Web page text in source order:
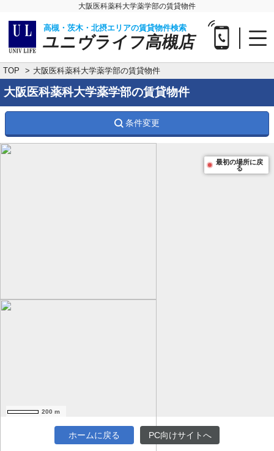
大阪医科薬科大学薬学部の賃貸物件
高槻・茨木・北摂エリアの賃貸物件検索
ユニヴライフ高槻店
TOP 大阪医科薬科大学薬学部の賃貸物件
大阪医科薬科大学薬学部の賃貸物件
条件変更
200 m
最初の場所に戻
る
ホームに戻る PC向けサイトへ